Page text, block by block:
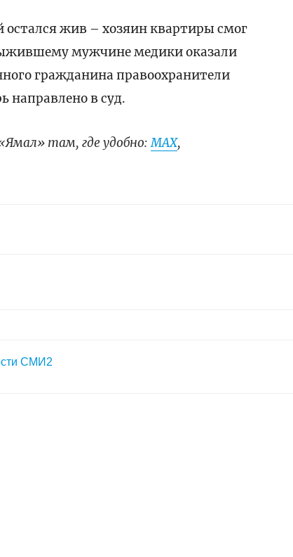
остался жив – хозяин квартиры смог
мужчине медики оказали
гражданина правоохранители
направлено в суд.
там, где удобно:МАХ,
СМИ2